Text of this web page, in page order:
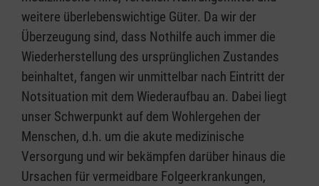
weitere überlebenswichtige Güter. Da wir der
Überzeugung sind, dass Nothilfe auch immer die
Wiederherstellung des ursprünglichen Zustandes
beinhaltet, fangen wir unmittelbar nach Eintritt der
Notsituation mit dem Wiederaufbau an. Dabei liegt
unser Schwerpunkt auf dem Wohlergehen der
Menschen, d.h. um die akute medizinische
Versorgung und wir bekämpfen darüber hinaus die
Ursachen für vermeidbare Folgeerkrankungen,